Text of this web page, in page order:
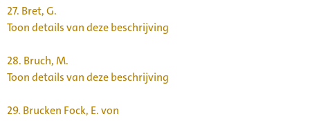
27. Bret, G.
Toon details van deze beschrijving
28. Bruch, M.
Toon details van deze beschrijving
29. Brucken Fock, E. von